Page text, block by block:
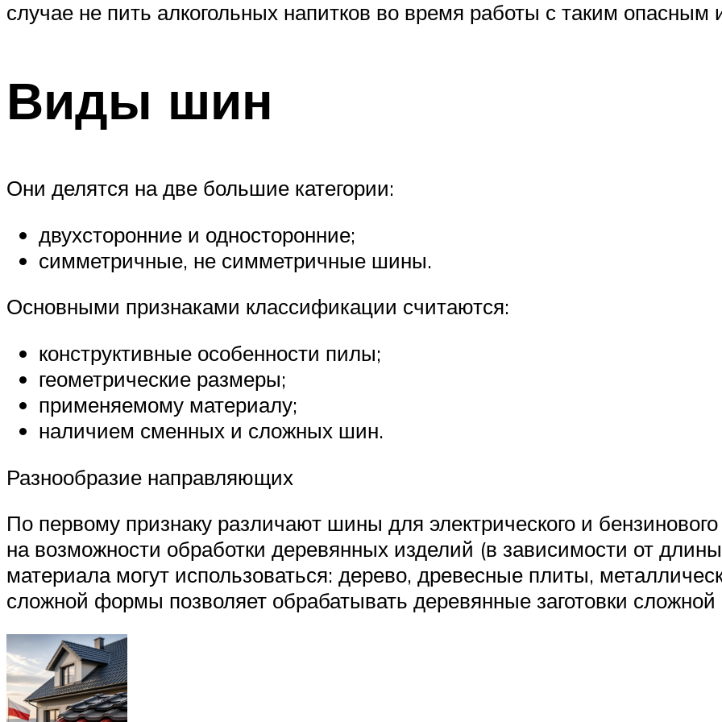
случае не пить алкогольных напитков во время работы с таким опасным
Виды шин
Они делятся на две большие категории:
двухсторонние и односторонние;
симметричные, не симметричные шины.
Основными признаками классификации считаются:
конструктивные особенности пилы;
геометрические размеры;
применяемому материалу;
наличием сменных и сложных шин.
Разнообразие направляющих
По первому признаку различают шины для электрического и
на возможности обработки деревянных изделий (в зависимости от
материала могут использоваться: дерево, древесные плиты,
сложной формы позволяет обрабатывать деревянные заготовки